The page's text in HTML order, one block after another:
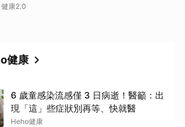
健康2.0
健康
6 歲童感染流感僅 3 日病逝！醫籲：出
現「這」些症狀別再等、快就醫
Heho健康